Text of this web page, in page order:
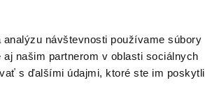
návštevnosti používame súbory
našim partnerom v oblasti sociálnych
s ďalšími údajmi, ktoré ste im poskytli